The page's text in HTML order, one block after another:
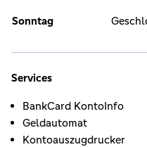
Sonntag
Services
BankCard KontoInfo
Geldautomat
Kontoauszugdrucker